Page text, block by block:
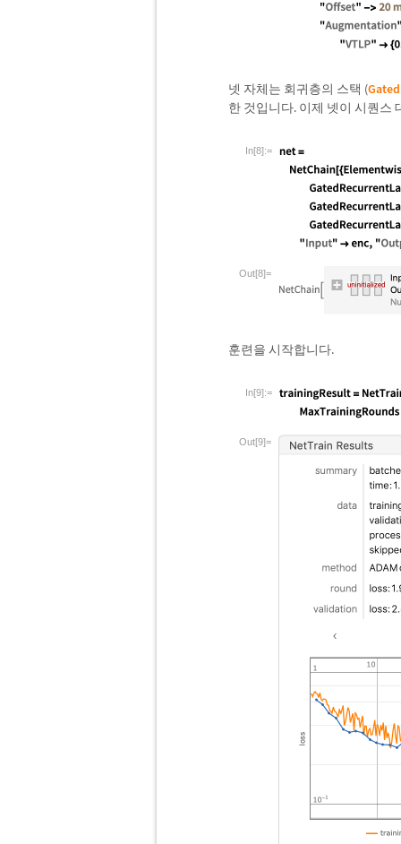
넷 자체는 회귀층의 스택 (
한 것입니다. 이제 넷이 시퀀스
In[8]:=
Out[8]=
훈련을 시작합니다.
In[9]:=
Out[9]=